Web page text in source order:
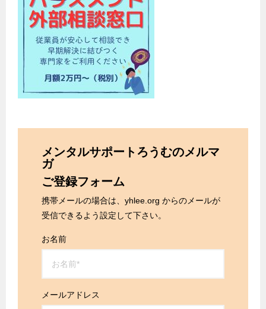
メンタルサポートろうむのメルマ
ガ
ご登録フォーム
携帯メールの場合は、yhlee.org からのメールが
受信できるよう設定して下さい。
お名前
メールアドレス